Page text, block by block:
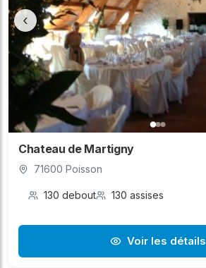
‹
Chateau de Martigny
71600 Poisson
130 debout 130 assises
Voir les détails